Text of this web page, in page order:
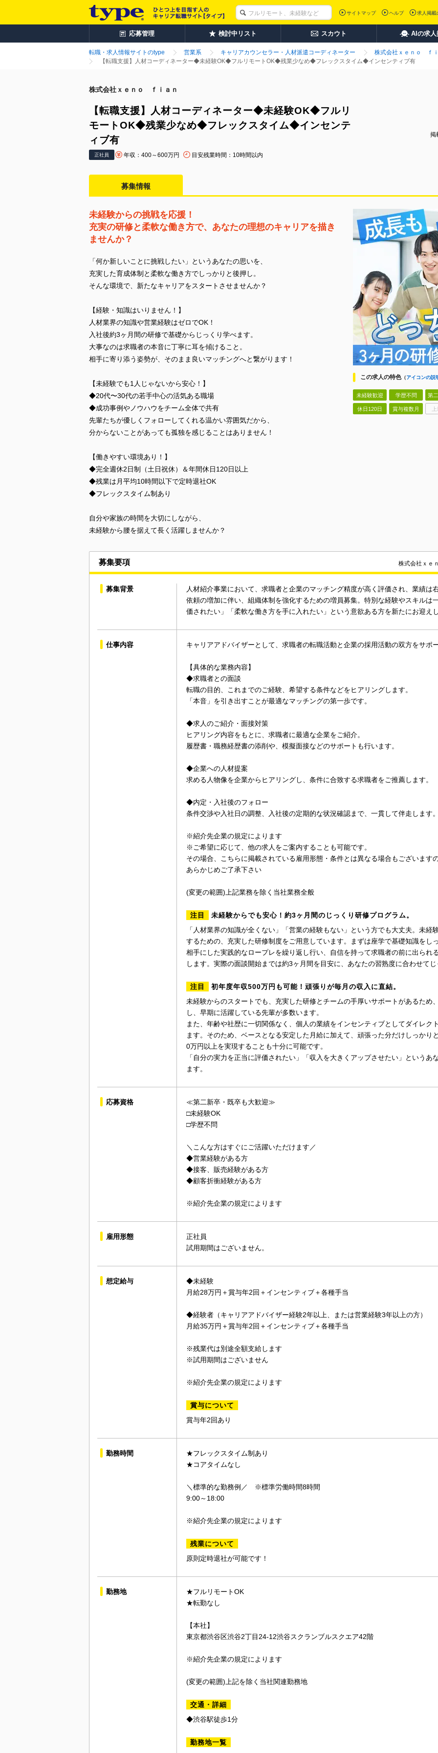
サイトマップ ヘルプ 求人掲載
応募管理 検討中リスト スカウト AIの求人
転職・求人情報サイトのtype 営業系 キャリアカウンセラー・人材派遣コーディネーター
株式会社ｘｅｎｏ ｆ
【転職支援】人材コーディネーター◆未経験OK◆フルリモートOK◆残業少なめ◆フレックスタイム◆インセンティブ有
株式会社ｘｅｎｏ ｆｉａｎ
【転職支援】人材コーディネーター◆未経験OK◆フルリ
モートOK◆残業少なめ◆フレックスタイム◆インセンテ
ィブ有
正社員 年収：400～600万円 目安残業時間：10時間以内
掲
募集情報
この求人の特色（アイコンの説
未経験歓迎 学歴不問 第
休日120日 賞与複数月
未経験からの挑戦を応援！
充実の研修と柔軟な働き方で、あなたの理想のキャリアを描き
ませんか？
「何か新しいことに挑戦したい」というあなたの思いを、
充実した育成体制と柔軟な働き方でしっかりと後押し。
そんな環境で、新たなキャリアをスタートさせませんか？
【経験・知識はいりません！】
人材業界の知識や営業経験はゼロでOK！
入社後約3ヶ月間の研修で基礎からじっくり学べます。
大事なのは求職者の本音に丁寧に耳を傾けること。
相手に寄り添う姿勢が、そのまま良いマッチングへと繋がります！
【未経験でも1人じゃないから安心！】
◆20代〜30代の若手中心の活気ある職場
◆成功事例やノウハウをチーム全体で共有
先輩たちが優しくフォローしてくれる温かい雰囲気だから、
分からないことがあっても孤独を感じることはありません！
【働きやすい環境あり！】
◆完全週休2日制（土日祝休）＆年間休日120日以上
◆残業は月平均10時間以下で定時退社OK
◆フレックスタイム制あり
自分や家族の時間を大切にしながら、
未経験から腰を据えて長く活躍しませんか？
募集要項 株式会社ｘｅ
募集背景
人材紹介事業において、求職者と企業のマッチング精度が高く評価され、業績は
依頼の増加に伴い、組織体制を強化するための増員募集。特別な経験やスキルは
価されたい」「柔軟な働き方を手に入れたい」という意欲ある方を新たにお迎え
仕事内容 キャリアアドバイザーとして、求職者の転職活動と企業の採用活動の双方をサポ
【具体的な業務内容】
◆求職者との面談
転職の目的、これまでのご経験、希望する条件などをヒアリングします。
「本音」を引き出すことが最適なマッチングの第一歩です。
◆求人のご紹介・面接対策
ヒアリング内容をもとに、求職者に最適な企業をご紹介。
履歴書・職務経歴書の添削や、模擬面接などのサポートも行います。
◆企業への人材提案
求める人物像を企業からヒアリングし、条件に合致する求職者をご推薦します。
◆内定・入社後のフォロー
条件交渉や入社日の調整、入社後の定期的な状況確認まで、一貫して伴走します。
※紹介先企業の規定によります
※ご希望に応じて、他の求人をご案内することも可能です。
その場合、こちらに掲載されている雇用形態・条件とは異なる場合もございますの
あらかじめご了承下さい
(変更の範囲)上記業務を除く当社業務全般
注目
未経験からでも安心！約3ヶ月間のじっくり研修プログラム。
「人材業界の知識が全くない」「営業の経験もない」という方でも大丈夫。未経
するための、充実した研修制度をご用意しています。まずは座学で基礎知識をし
相手にした実践的なロープレを繰り返し行い、自信を持って求職者の前に出られ
します。実際の面談開始までは約3ヶ月間を目安に、あなたの習熟度に合わせてじ
注目
初年度年収500万円も可能！頑張りが毎月の収入に直結。
未経験からのスタートでも、充実した研修とチームの手厚いサポートがあるため
し、早期に活躍している先輩が多数います。
また、年齢や社歴に一切関係なく、個人の業績をインセンティブとしてダイレク
ます。そのため、ベースとなる安定した月給に加えて、頑張った分だけしっかり
0万円以上を実現することも十分に可能です。
「自分の実力を正当に評価されたい」「収入を大きくアップさせたい」というあ
ます。
応募資格
≪第二新卒・既卒も大歓迎≫
□未経験OK
□学歴不問
＼こんな方はすぐにご活躍いただけます／
◆営業経験がある方
◆接客、販売経験がある方
◆顧客折衝経験がある方
※紹介先企業の規定によります
雇用形態
正社員
試用期間はございません。
想定給与
◆未経験
月給28万円＋賞与年2回＋インセンティブ＋各種手当
◆経験者（キャリアアドバイザー経験2年以上、または営業経験3年以上の方）
月給35万円＋賞与年2回＋インセンティブ＋各種手当
※残業代は別途全額支給します
※試用期間はございません
※紹介先企業の規定によります
賞与について
賞与年2回あり
勤務時間
★フレックスタイム制あり
★コアタイムなし
＼標準的な勤務例／ ※標準労働時間8時間
9:00～18:00
※紹介先企業の規定によります
残業について
原則定時退社が可能です！
勤務地
★フルリモートOK
★転勤なし
【本社】
東京都渋谷区渋谷2丁目24-12渋谷スクランブルスクエア42階
※紹介先企業の規定によります
(変更の範囲)上記を除く当社関連勤務地
交通・詳細
◆渋谷駅徒歩1分
勤務地一覧